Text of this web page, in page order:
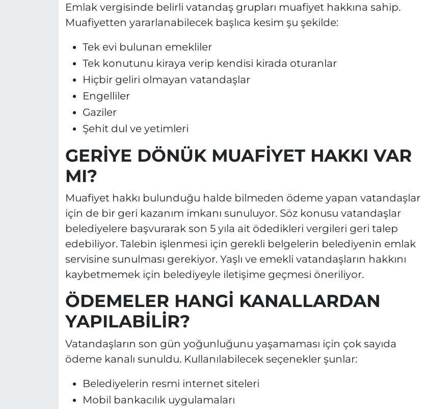
Emlak vergisinde belirli vatandaş grupları muafiyet hakkına sahip.
Muafiyetten yararlanabilecek başlıca kesim şu şekilde:
Tek evi bulunan emekliler
Tek konutunu kiraya verip kendisi kirada oturanlar
Hiçbir geliri olmayan vatandaşlar
Engelliler
Gaziler
Şehit dul ve yetimleri
GERİYE DÖNÜK MUAFİYET HAKKI VAR
MI?
Muafiyet hakkı bulunduğu halde bilmeden ödeme yapan vatandaşlar
için de bir geri kazanım imkanı sunuluyor. Söz konusu vatandaşlar
belediyelere başvurarak son 5 yıla ait ödedikleri vergileri geri talep
edebiliyor. Talebin işlenmesi için gerekli belgelerin belediyenin emlak
servisine sunulması gerekiyor. Yaşlı ve emekli vatandaşların hakkını
kaybetmemek için belediyeyle iletişime geçmesi öneriliyor.
ÖDEMELER HANGİ KANALLARDAN
YAPILABİLİR?
Vatandaşların son gün yoğunluğunu yaşamaması için çok sayıda
ödeme kanalı sunuldu. Kullanılabilecek seçenekler şunlar:
Belediyelerin resmi internet siteleri
Mobil bankacılık uygulamaları